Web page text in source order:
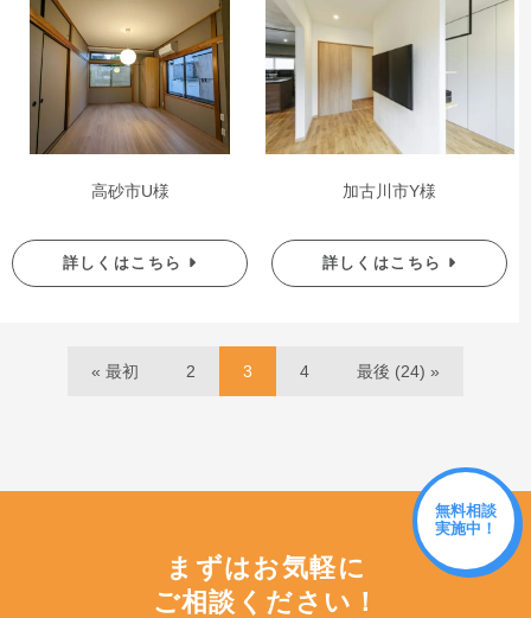
高砂市U様
詳しくはこちら
加古川市Y様
詳しくはこちら
« 最初 2 3 4 最後 (24) »
無料相談
実施中！
まずはお気軽に
ご相談ください！